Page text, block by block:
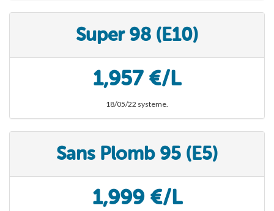
Super 98 (E10)
1,957 €/L
18/05/22 systeme.
Sans Plomb 95 (E5)
1,999 €/L